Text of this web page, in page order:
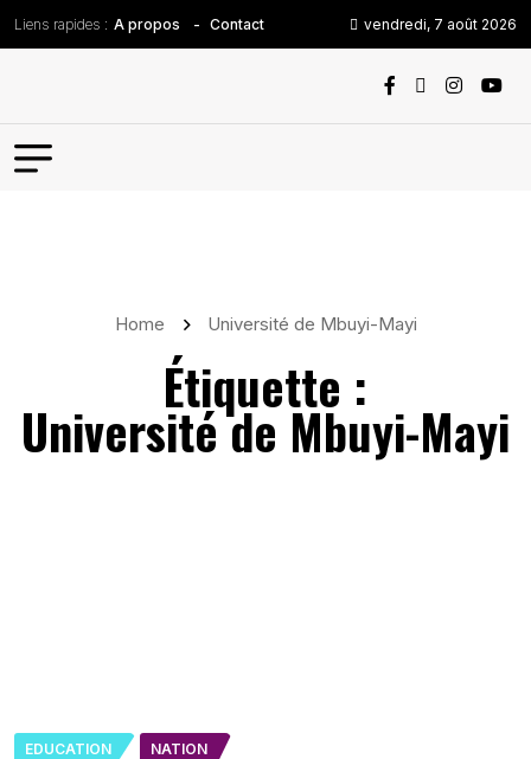
Liens rapides : A propos Contact vendredi, 7 août 2026
Home Université de Mbuyi-Mayi
Étiquette :
Université de Mbuyi-Mayi
EDUCATION NATION